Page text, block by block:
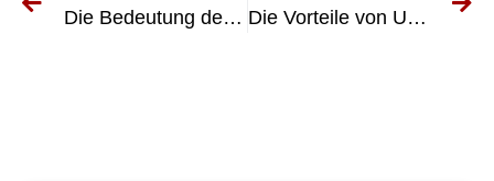
Die Bedeutung der UVV-Prüfung für Hochbrücken verstehen Die Vorteile von UVV-Rolltoren für industrielle Anwendungen verstehen